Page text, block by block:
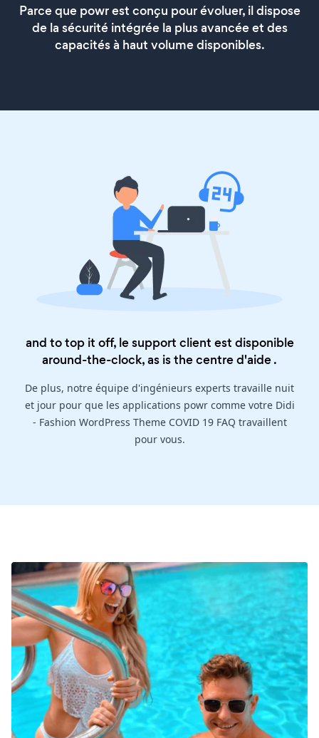
Parce que powr est conçu pour évoluer, il dispose
de la sécurité intégrée la plus avancée et des
capacités à haut volume disponibles.
and to top it off, le support client est disponible
around-the-clock, as is thecentre d'aide.
De plus, notre équipe d'ingénieurs experts travaille nuit
et jour pour que les applications powr comme votre Didi
- Fashion WordPress Theme COVID 19 FAQ travaillent
pour vous.